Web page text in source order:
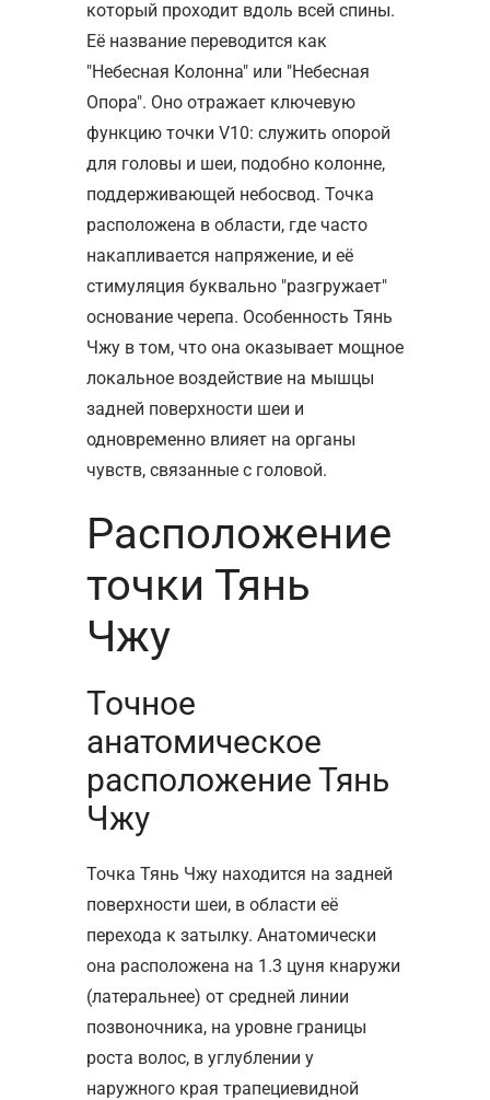
который проходит вдоль всей спины.
Её название переводится как
"Небесная Колонна" или "Небесная
Опора". Оно отражает ключевую
функцию точки V10: служить опорой
для головы и шеи, подобно колонне,
поддерживающей небосвод. Точка
расположена в области, где часто
накапливается напряжение, и её
стимуляция буквально "разгружает"
основание черепа. Особенность Тянь
Чжу в том, что она оказывает мощное
локальное воздействие на мышцы
задней поверхности шеи и
одновременно влияет на органы
чувств, связанные с головой.
Расположение
точки Тянь
Чжу
Точное
анатомическое
расположение Тянь
Чжу
Точка Тянь Чжу находится на задней
поверхности шеи, в области её
перехода к затылку. Анатомически
она расположена на 1.3 цуня кнаружи
(латеральнее) от средней линии
позвоночника, на уровне границы
роста волос, в углублении у
наружного края трапециевидной